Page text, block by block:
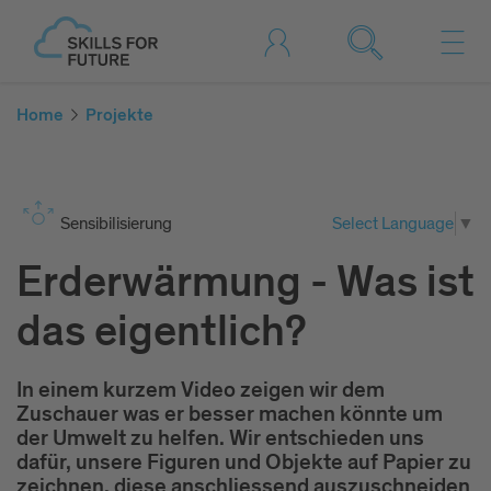
Home Projekte
Sen­si­bi­li­sie­rung Select Language ▼
Erderwärmung - Was ist
das eigentlich?
In einem kurzem Video zeigen wir dem
Zuschauer was er besser machen könnte um
der Umwelt zu helfen. Wir entschieden uns
dafür, unsere Figuren und Objekte auf Papier zu